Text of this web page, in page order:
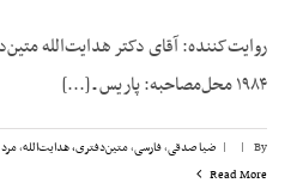
۱۹۸۴ محل‌مصاحبه: پاریس ـ [...]
By
|
| ضیا صدقی,فارسی,متین‌دفتری، هدایت‌الله,مرد
Read More